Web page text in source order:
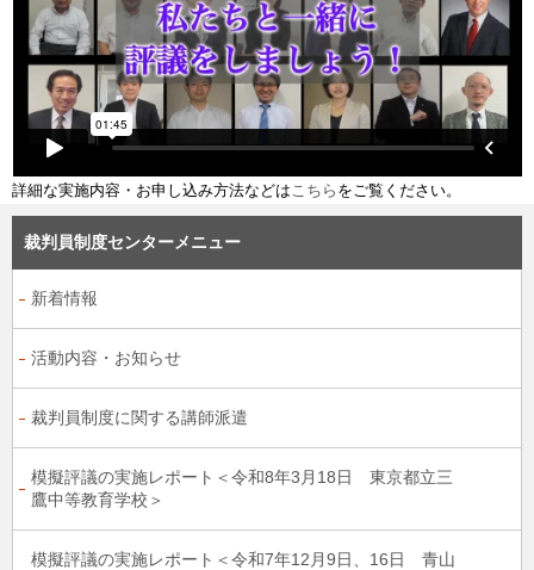
詳細な実施内容・お申し込み方法などはこちら をご覧ください。
裁判員制度センターメニュー
新着情報
活動内容・お知らせ
裁判員制度に関する講師派遣
模擬評議の実施レポート＜令和8年3月18日 東京都立三
鷹中等教育学校＞
模擬評議の実施レポート＜令和7年12月9日、16日 青山